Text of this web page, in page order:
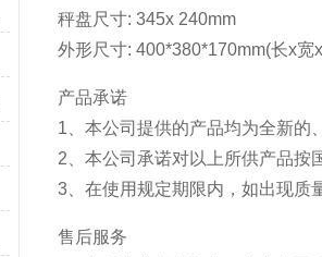
秤盘尺寸: 345x 240mm
外形尺寸: 400*380*170mm(长x宽
产品承诺
1、本公司提供的产品均为全新的
2、本公司承诺对以上所供产品按
3、在使用规定期限内，如出现质
售后服务